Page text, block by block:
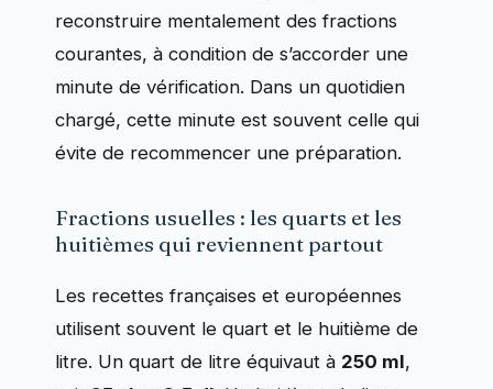
reconstruire mentalement des fractions
courantes, à condition de s’accorder une
minute de vérification. Dans un quotidien
chargé, cette minute est souvent celle qui
évite de recommencer une préparation.
Fractions usuelles : les quarts et les
huitièmes qui reviennent partout
Les recettes françaises et européennes
utilisent souvent le quart et le huitième de
litre. Un quart de litre équivaut à 250 ml,